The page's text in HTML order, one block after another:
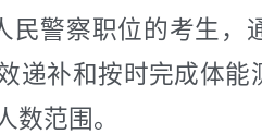
民警察职位的考生，
递补和按时完成体
数范围。